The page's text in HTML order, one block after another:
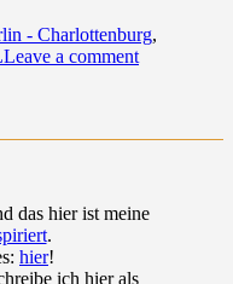
- Charlottenburg,
Leave a comment
das hier ist meine
.
hier!
ich hier als